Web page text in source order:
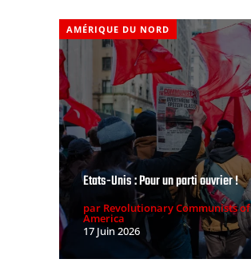
AMÉRIQUE DU NORD
Etats-Unis : Pour un parti ouvrier !
par Revolutionary Communists of
America
17 Juin 2026